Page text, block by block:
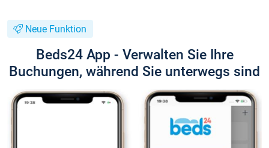
Neue Funktion
Beds24 App - Verwalten Sie Ihre
Buchungen, während Sie unterwegs sind